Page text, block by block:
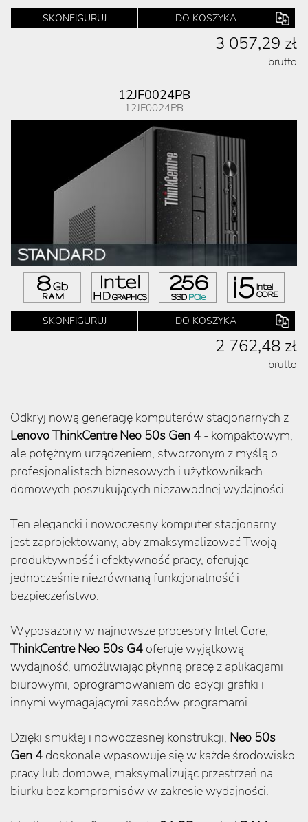
SKONFIGURUJ DO KOSZYKA
3 057,29 zł
brutto
12JF0024PB
12JF0024PB
SKONFIGURUJ DO KOSZYKA
2 762,48 zł
brutto
Odkryj nową generację komputerów stacjonarnych z
Lenovo ThinkCentre Neo 50s Gen 4 - kompaktowym,
ale potężnym urządzeniem, stworzonym z myślą o
profesjonalistach biznesowych i użytkownikach
domowych poszukujących niezawodnej wydajności.
Ten elegancki i nowoczesny komputer stacjonarny
jest zaprojektowany, aby zmaksymalizować Twoją
produktywność i efektywność pracy, oferując
jednocześnie niezrównaną funkcjonalność i
bezpieczeństwo.
Wyposażony w najnowsze procesory Intel Core,
ThinkCentre Neo 50s G4 oferuje wyjątkową
wydajność, umożliwiając płynną pracę z aplikacjami
biurowymi, oprogramowaniem do edycji grafiki i
innymi wymagającymi zasobów programami.
Dzięki smukłej i nowoczesnej konstrukcji, Neo 50s
Gen 4 doskonale wpasowuje się w każde środowisko
pracy lub domowe, maksymalizując przestrzeń na
biurku bez kompromisów w zakresie wydajności.